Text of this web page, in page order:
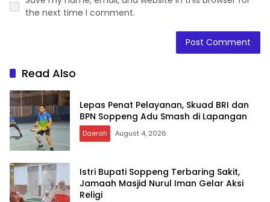
the next time I comment.
Read Also
Lepas Penat Pelayanan, Skuad BRI dan
BPN Soppeng Adu Smash di Lapangan
Daerah August 4, 2026
Istri Bupati Soppeng Terbaring Sakit,
Jamaah Masjid Nurul Iman Gelar Aksi
Religi